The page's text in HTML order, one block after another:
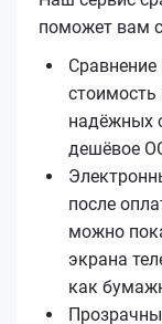
поможет вам
стоимость
надёжных
дешёвое
после
можно
экрана
как